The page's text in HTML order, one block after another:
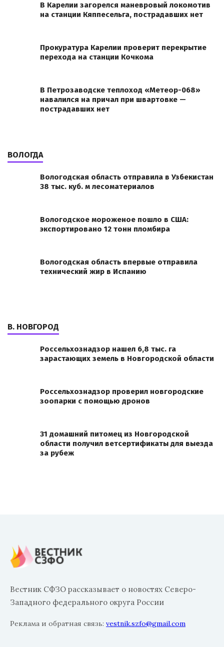
В Карелии загорелся маневровый локомотив
на станции Кяппесельга, пострадавших нет
Прокуратура Карелии проверит перекрытие
перехода на станции Кочкома
В Петрозаводске теплоход «Метеор-068»
навалился на причал при швартовке —
пострадавших нет
ВОЛОГДА
Вологодская область отправила в Узбекистан
38 тыс. куб. м лесоматериалов
Вологодское мороженое пошло в США:
экспортировано 12 тонн пломбира
Вологодская область впервые отправила
технический жир в Испанию
В. НОВГОРОД
Россельхознадзор нашел 6,8 тыс. га
зарастающих земель в Новгородской области
Россельхознадзор проверил новгородские
зоопарки с помощью дронов
31 домашний питомец из Новгородской
области получил ветсертификаты для выезда
за рубеж
Вестник СФЗО рассказывает о новостях Северо-
Западного федерального округа России
Реклама и обратная связь: vestnik.szfo@gmail.com